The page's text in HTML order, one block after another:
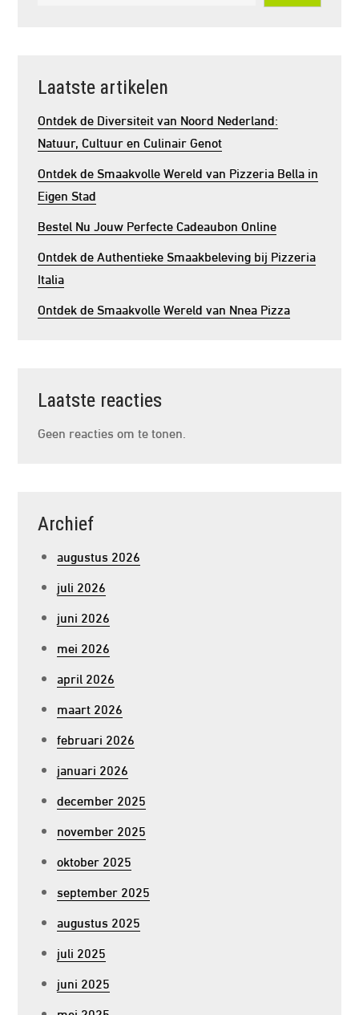
Laatste artikelen
Ontdek de Diversiteit van Noord Nederland:
Natuur, Cultuur en Culinair Genot
Ontdek de Smaakvolle Wereld van Pizzeria Bella in
Eigen Stad
Bestel Nu Jouw Perfecte Cadeaubon Online
Ontdek de Authentieke Smaakbeleving bij Pizzeria
Italia
Ontdek de Smaakvolle Wereld van Nnea Pizza
Laatste reacties
Geen reacties om te tonen.
Archief
augustus 2026
juli 2026
juni 2026
mei 2026
april 2026
maart 2026
februari 2026
januari 2026
december 2025
november 2025
oktober 2025
september 2025
augustus 2025
juli 2025
juni 2025